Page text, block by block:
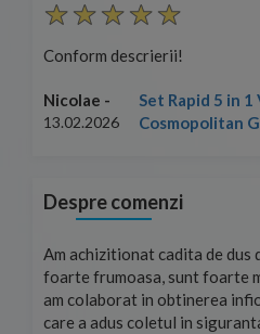
Conform descrierii!
Nicolae -
13.02.2026
Set Rapid 5 in
Cosmopolitan
Despre comenzi
Am achizitionat cadita de dus
foarte frumoasa, sunt foarte
am colaborat in obtinerea
care a adus coletul in